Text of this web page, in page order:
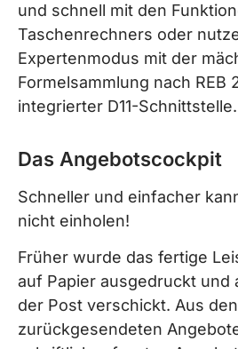
und schnell mit den
Taschenrechners oder
Expertenmodus mit der
Formelsammlung nach REB
integrierter D11-Schnittstelle.
Das Angebotscockpit
Schneller und einfacher
nicht einholen!
Früher wurde das fertige
auf Papier ausgedruckt und
der Post verschickt. Aus den
zurückgesendeten